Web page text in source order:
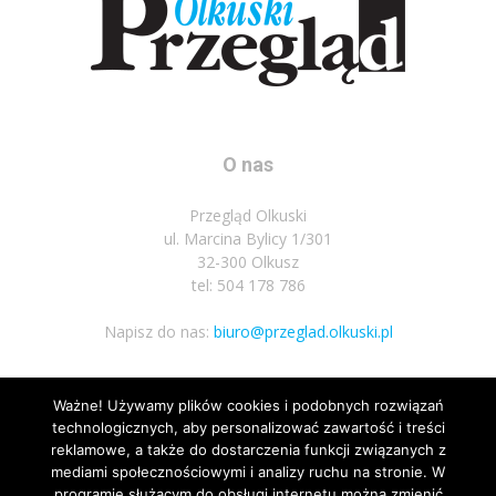
O nas
Przegląd Olkuski
ul. Marcina Bylicy 1/301
32-300 Olkusz
tel: 504 178 786
Napisz do nas: biuro@przeglad.olkuski.pl
Podążaj za nami
Ważne! Używamy plików cookies i podobnych rozwiązań
technologicznych, aby personalizować zawartość i treści
reklamowe, a także do dostarczenia funkcji związanych z
mediami społecznościowymi i analizy ruchu na stronie. W